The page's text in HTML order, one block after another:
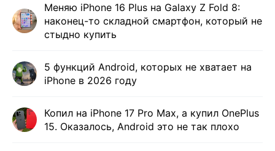
Меняю iPhone 16 Plus на Galaxy Z Fold 8:
наконец-то складной смартфон, который не
стыдно купить
5 функций Android, которых не хватает на
iPhone в 2026 году
Копил на iPhone 17 Pro Max, а купил OnePlus
15. Оказалось, Android это не так плохо